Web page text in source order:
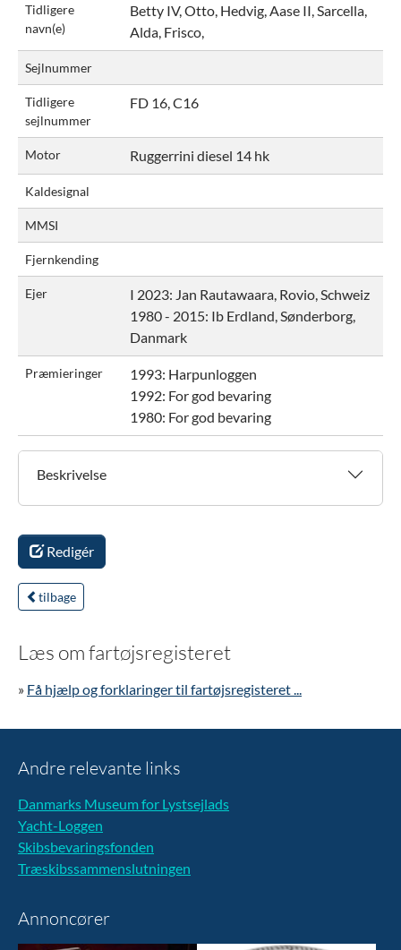
Tidligere
navn(e)
Betty IV, Otto, Hedvig, Aase II, Sarcella,
Alda, Frisco,
Sejlnummer
Tidligere
sejlnummer
FD 16, C16
Motor Ruggerrini diesel 14 hk
Kaldesignal
MMSI
Fjernkending
Ejer I 2023: Jan Rautawaara, Rovio, Schweiz
1980 - 2015: Ib Erdland, Sønderborg,
Danmark
Præmieringer
1993: Harpunloggen
1992: For god bevaring
1980: For god bevaring
Beskrivelse
Redigér
tilbage
Læs om fartøjsregisteret
» Få hjælp og forklaringer til fartøjsregisteret ...
Andre relevante links
Danmarks Museum for Lystsejlads
Yacht-Loggen
Skibsbevaringsfonden
Træskibssammenslutningen
Annoncører